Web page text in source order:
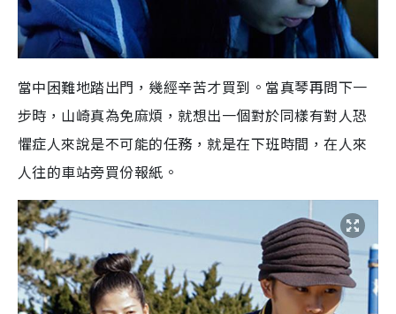
當中困難地踏出門，幾經辛苦才買到。當真琴再問下一
步時，山崎真為免麻煩，就想出一個對於同樣有對人恐
懼症人來說是不可能的任務，就是在下班時間，在人來
人往的車站旁買份報紙。